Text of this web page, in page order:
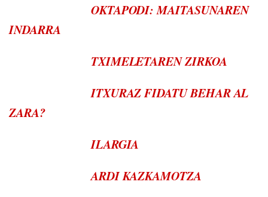
OKTAPODI: MAITASUNAREN
INDARRA
TXIMELETAREN ZIRKOA
ITXURAZ FIDATU BEHAR AL
ZARA?
ILARGIA
ARDI KAZKAMOTZA